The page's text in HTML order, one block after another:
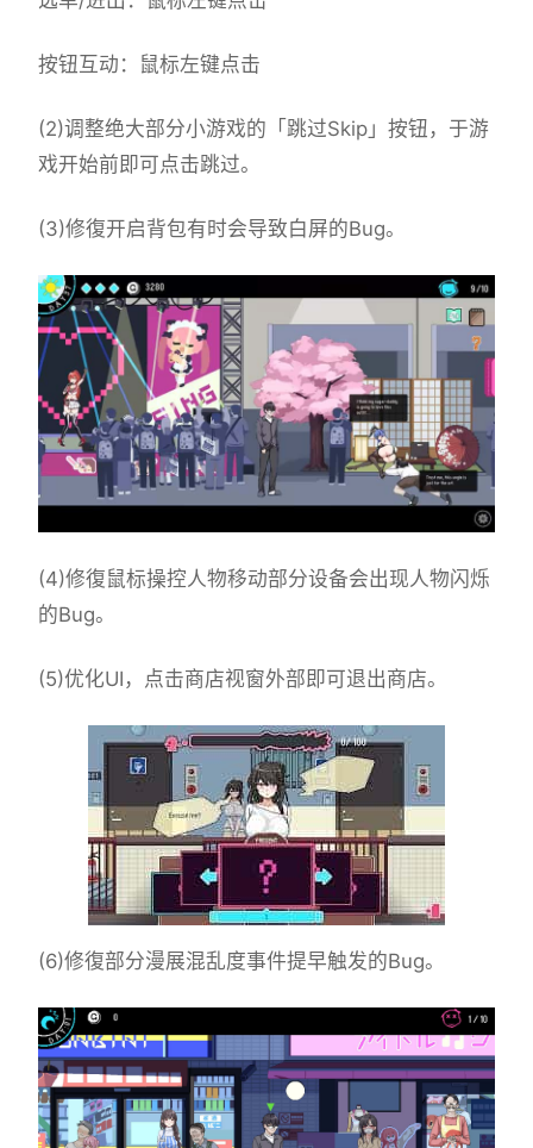
按钮互动：鼠标左键点击
(2)调整绝大部分小游戏的「跳过Skip」按钮，于游
戏开始前即可点击跳过。
(3)修復开启背包有时会导致白屏的Bug。
(4)修復鼠标操控人物移动部分设备会出现人物闪烁
的Bug。
(5)优化UI，点击商店视窗外部即可退出商店。
(6)修復部分漫展混乱度事件提早触发的Bug。